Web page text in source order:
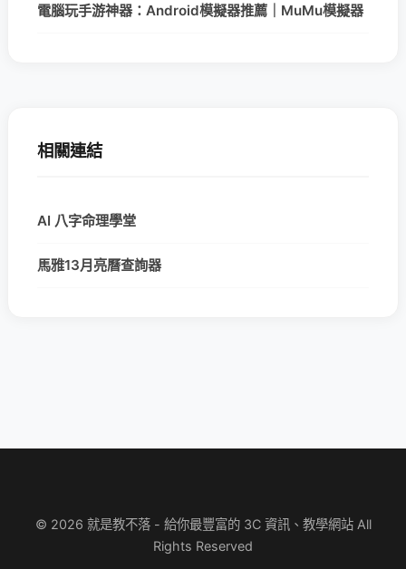
電腦玩手游神器：Android模擬器推薦｜MuMu模擬器
相關連結
AI 八字命理學堂
馬雅13月亮曆查詢器
© 2026 就是教不落 - 給你最豐富的 3C 資訊、教學網站 All
Rights Reserved